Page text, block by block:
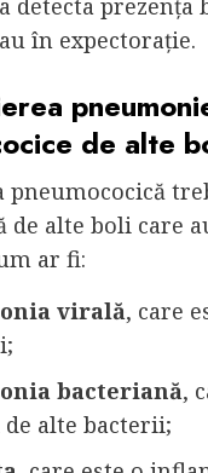
detecta
în expectorație.
de alte
pneumococică
de alte boli care
ar fi:
virală, care
bacteriană,
de alte bacterii;